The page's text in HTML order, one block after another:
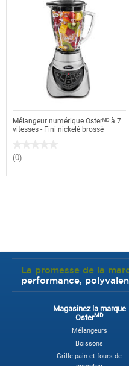
Mélangeur numérique Osterᴹᴰ à 7
vitesses - Fini nickelé brossé
Aucune
note
(0)
La promesse de la
performance,
Magasinez la marque
OsterMD
Mélangeurs
Boissons
Grille-pain et fours de